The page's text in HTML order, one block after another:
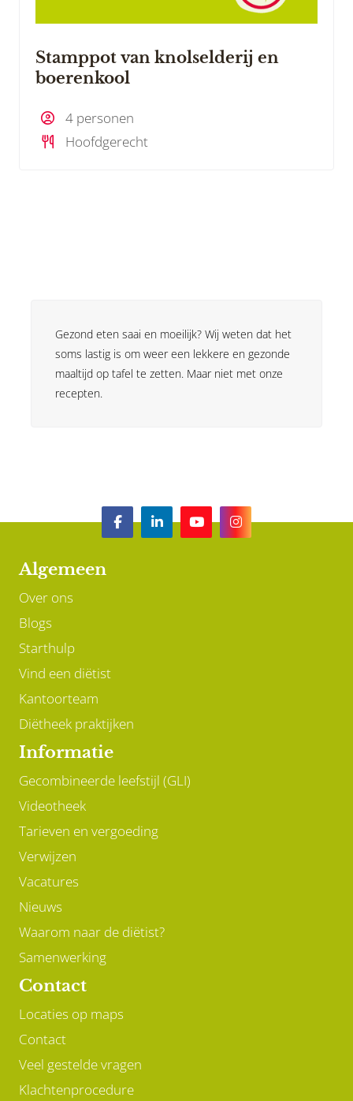
Stamppot van knolselderij en
boerenkool
4 personen
Hoofdgerecht
Gezond eten saai en moeilijk? Wij weten dat het
soms lastig is om weer een lekkere en gezonde
maaltijd op tafel te zetten. Maar niet met onze
recepten.
Algemeen
Over ons
Blogs
Starthulp
Vind een diëtist
Kantoorteam
Diëtheek praktijken
Informatie
Gecombineerde leefstijl (GLI)
Videotheek
Tarieven en vergoeding
Verwijzen
Vacatures
Nieuws
Waarom naar de diëtist?
Samenwerking
Contact
Locaties op maps
Contact
Veel gestelde vragen
Klachtenprocedure